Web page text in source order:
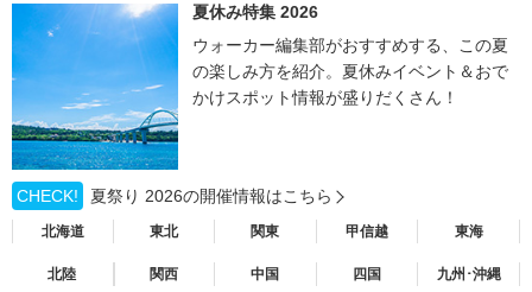
夏休み特集 2026
ウォーカー編集部がおすすめする、この夏
の楽しみ方を紹介。夏休みイベント＆おで
かけスポット情報が盛りだくさん！
CHECK! 夏祭り 2026の開催情報はこちら
北海道 東北 関東 甲信越 東海
北陸 関西 中国 四国 九州･沖縄